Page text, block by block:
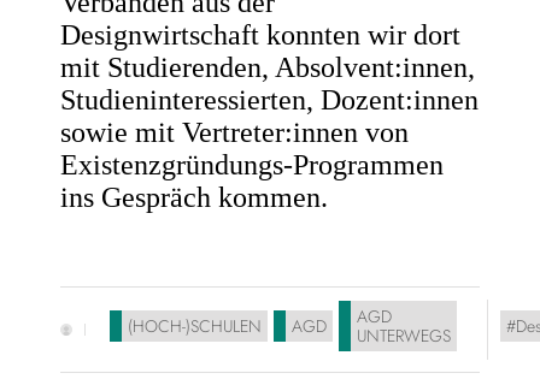
Designwirtschaft konnten wir dort
mit Studierenden, Absolvent:innen,
Studieninteressierten, Dozent:innen
sowie mit Vertreter:innen von
Existenzgründungs-Programmen
ins Gespräch kommen.
(HOCH-)SCHULEN AGD
AGD
UNTERWEGS